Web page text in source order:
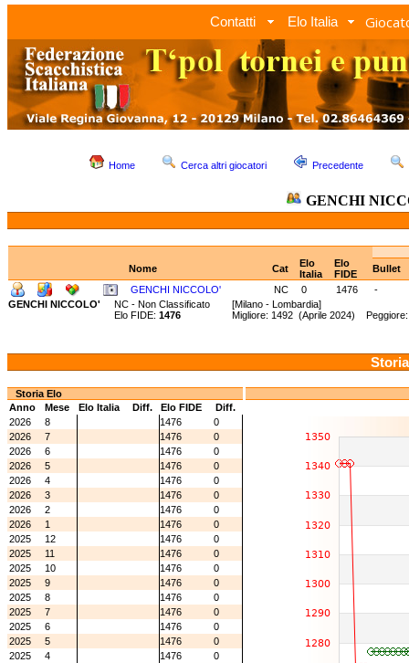
Contatti Elo Italia
Home Cerca altri giocatori Precedente
GENCHI
Nome Cat
Elo
Italia
Elo
FIDE
Bullet
GENCHI NICCOLO'
NC 0 1476
-
GENCHI NICCOLO'
NC - Non Classificato [Milano - Lombardia]
Elo FIDE: 1476 Migliore: 1492 (Aprile 2024)
Storia Elo
Anno
Mese Elo Italia Diff. Elo FIDE
Diff.
2026
8 1476
0
2026
7 1476
0
2026
6 1476
0
2026
5 1476
0
2026
4 1476
0
2026
3 1476
0
2026
2 1476
0
2026
1 1476
0
2025
12 1476
0
2025
11 1476
0
2025
10 1476
0
2025
9 1476
0
2025
8 1476
0
2025
7 1476
0
2025
6 1476
0
2025
5 1476
0
2025
4 1476
0